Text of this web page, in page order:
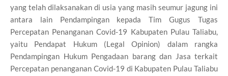
yang telah dilaksanakan di usia yang masih seumur jagung ini
antara lain Pendampingan kepada Tim Gugus Tugas
Percepatan Penanganan Covid-19 Kabupaten Pulau Taliabu,
yaitu Pendapat Hukum (Legal Opinion) dalam rangka
Pendampingan Hukum Pengadaan barang dan Jasa terkait
Percepatan penanganan Covid-19 di Kabupaten Pulau Taliabu